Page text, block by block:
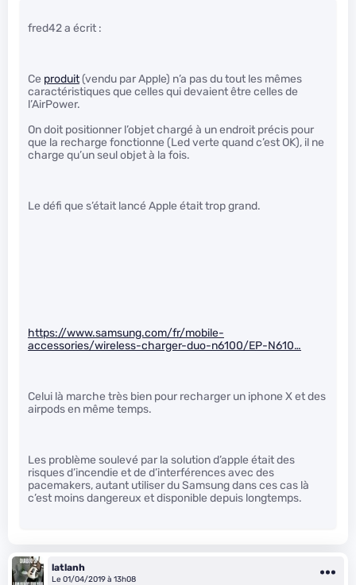
fred42 a écrit :
Ce produit(vendu par Apple) n’a pas du tout les mêmes
caractéristiques que celles qui devaient être celles de
l’AirPower.
On doit positionner l’objet chargé à un endroit précis pour
que la recharge fonctionne (Led verte quand c’est OK), il ne
charge qu’un seul objet à la fois.
Le défi que s’était lancé Apple était trop grand.
https://www.samsung.com/fr/mobile-
accessories/wireless-charger-duo-n6100/EP-N610…
Celui là marche très bien pour recharger un iphone X et des
airpods en même temps.
Les problème soulevé par la solution d’apple était des
risques d’incendie et de d’interférences avec des
pacemakers, autant utiliser du Samsung dans ces cas là
c’est moins dangereux et disponible depuis longtemps.
latlanh
Le 01/04/2019 à 13h08